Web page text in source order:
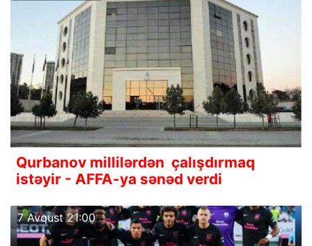
Qurbanov millilərdən çalışdırmaq
istəyir - AFFA-ya sənəd verdi
7 Avqust 21:00